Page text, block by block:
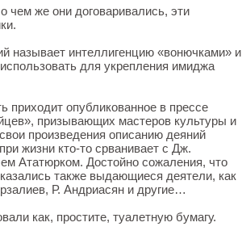
чем же они договаривались, эти
называет интеллигенцию «вонючками» и
для укрепления имиджа
приходит опубликованное в прессе
призывающих мастеров культуры и
произведения описанию деяний
жизни кто-то срванивает с Дж.
Ататюрком. Достойно сожаления, что
также выдающиеся деятели, как
Р. Андриасян и другие…
как, простите, туалетную бумагу.